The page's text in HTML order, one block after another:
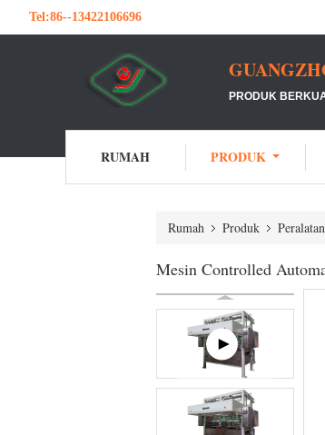
Tel:86--13422106696
PRODUK
RUMAH PRODUK
Rumah Produk
Mesin Controlled